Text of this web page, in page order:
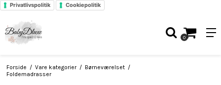
Privatlivspolitik Cookiepolitik
0
Forside / Vare kategorier / Børneværelset /
Foldemadrasser